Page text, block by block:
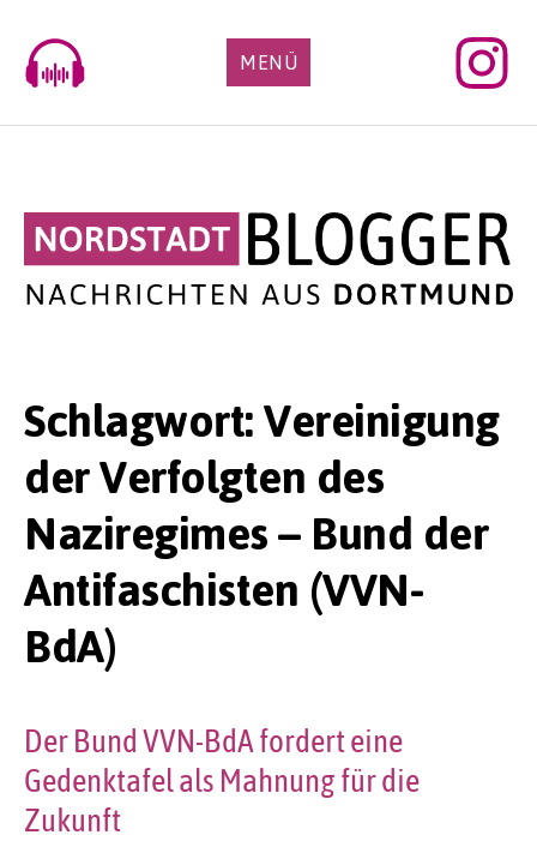
content
MENÜ
Schlagwort:Vereinigung
der Verfolgten des
Naziregimes – Bund der
Antifaschisten (VVN-
BdA)
Der Bund VVN-BdA fordert eine
Gedenktafel als Mahnung für die
Zukunft